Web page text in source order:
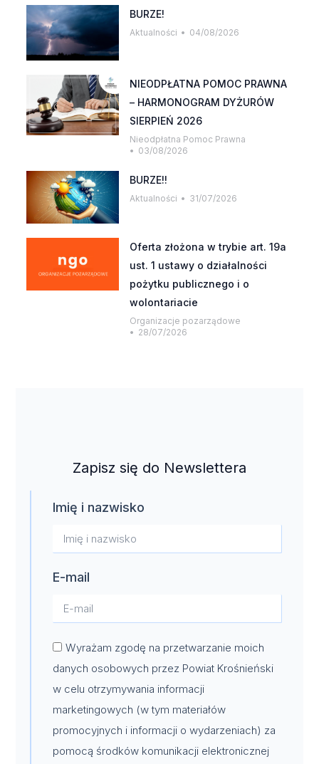
BURZE!
Aktualności 04/08/2026
NIEODPŁATNA POMOC PRAWNA
– HARMONOGRAM DYŻURÓW
SIERPIEŃ 2026
Nieodpłatna Pomoc Prawna
03/08/2026
BURZE!!
Aktualności 31/07/2026
Oferta złożona w trybie art. 19a
ust. 1 ustawy o działalności
pożytku publicznego i o
wolontariacie
Organizacje pozarządowe
28/07/2026
Zapisz się do Newslettera
Imię i nazwisko
E-mail
Wyrażam zgodę na przetwarzanie moich
danych osobowych przez Powiat Krośnieński
w celu otrzymywania informacji
marketingowych (w tym materiałów
promocyjnych i informacji o wydarzeniach) za
pomocą środków komunikacji elektronicznej